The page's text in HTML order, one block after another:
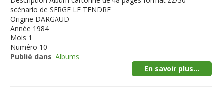
scénario de SERGE LE TENDRE
Origine DARGAUD
Année 1984
Mois 1
Numéro 10
Publié dans Albums
En savoir plus...